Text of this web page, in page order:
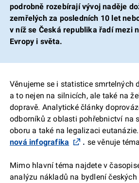
podrobně rozebírají vývoj naděje
zemřelých za posledních 10 let
v níž se Česká republika řadí mezi
Evropy i světa.
Věnujeme se i statistice smrtelných
a to nejen na silnicích, ale také na
dopravě. Analytické články
odborníků z oblasti pohřebnictví na
oboru a také na legalizaci
nová infografika
. se věnuje
Mimo hlavní téma najdete v
analýzu nákladů na bydlení